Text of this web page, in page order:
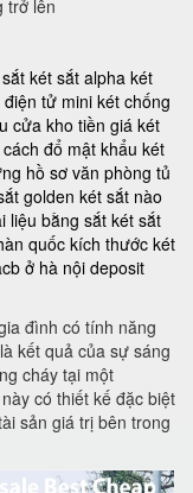
trở lên
két sắt alpha két
điện tử mini két chống
cửa kho tiền giá két
cách đổ mật khẩu két
hồ sơ văn phòng tủ
golden két sắt nào
liệu bằng sắt két sắt
quốckích thước két
ở hà nội deposit
đình có tính năng
kết quả của sự sáng
cháy tại một
có thiết kế đặc biệt
sản giá trị bên trong